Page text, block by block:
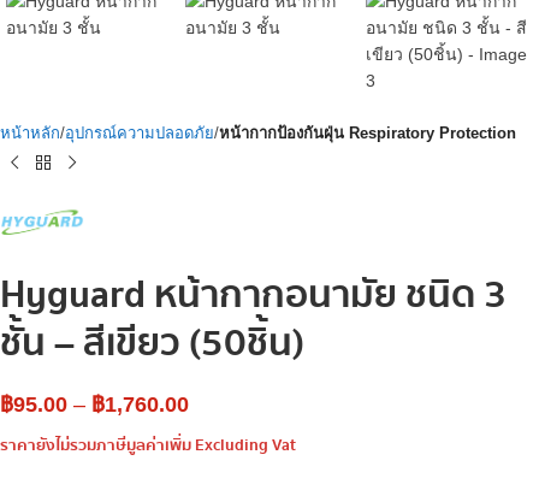
หน้าหลัก อุปกรณ์ความปลอดภัย หน้ากากป้องกันฝุ่น Respiratory Protection
Hyguard หน้ากากอนามัย ชนิด 3
ชั้น – สีเขียว (50ชิ้น)
฿95.00 – ฿1,760.00
ราคายังไม่รวมภาษีมูลค่าเพิ่ม Excluding Vat